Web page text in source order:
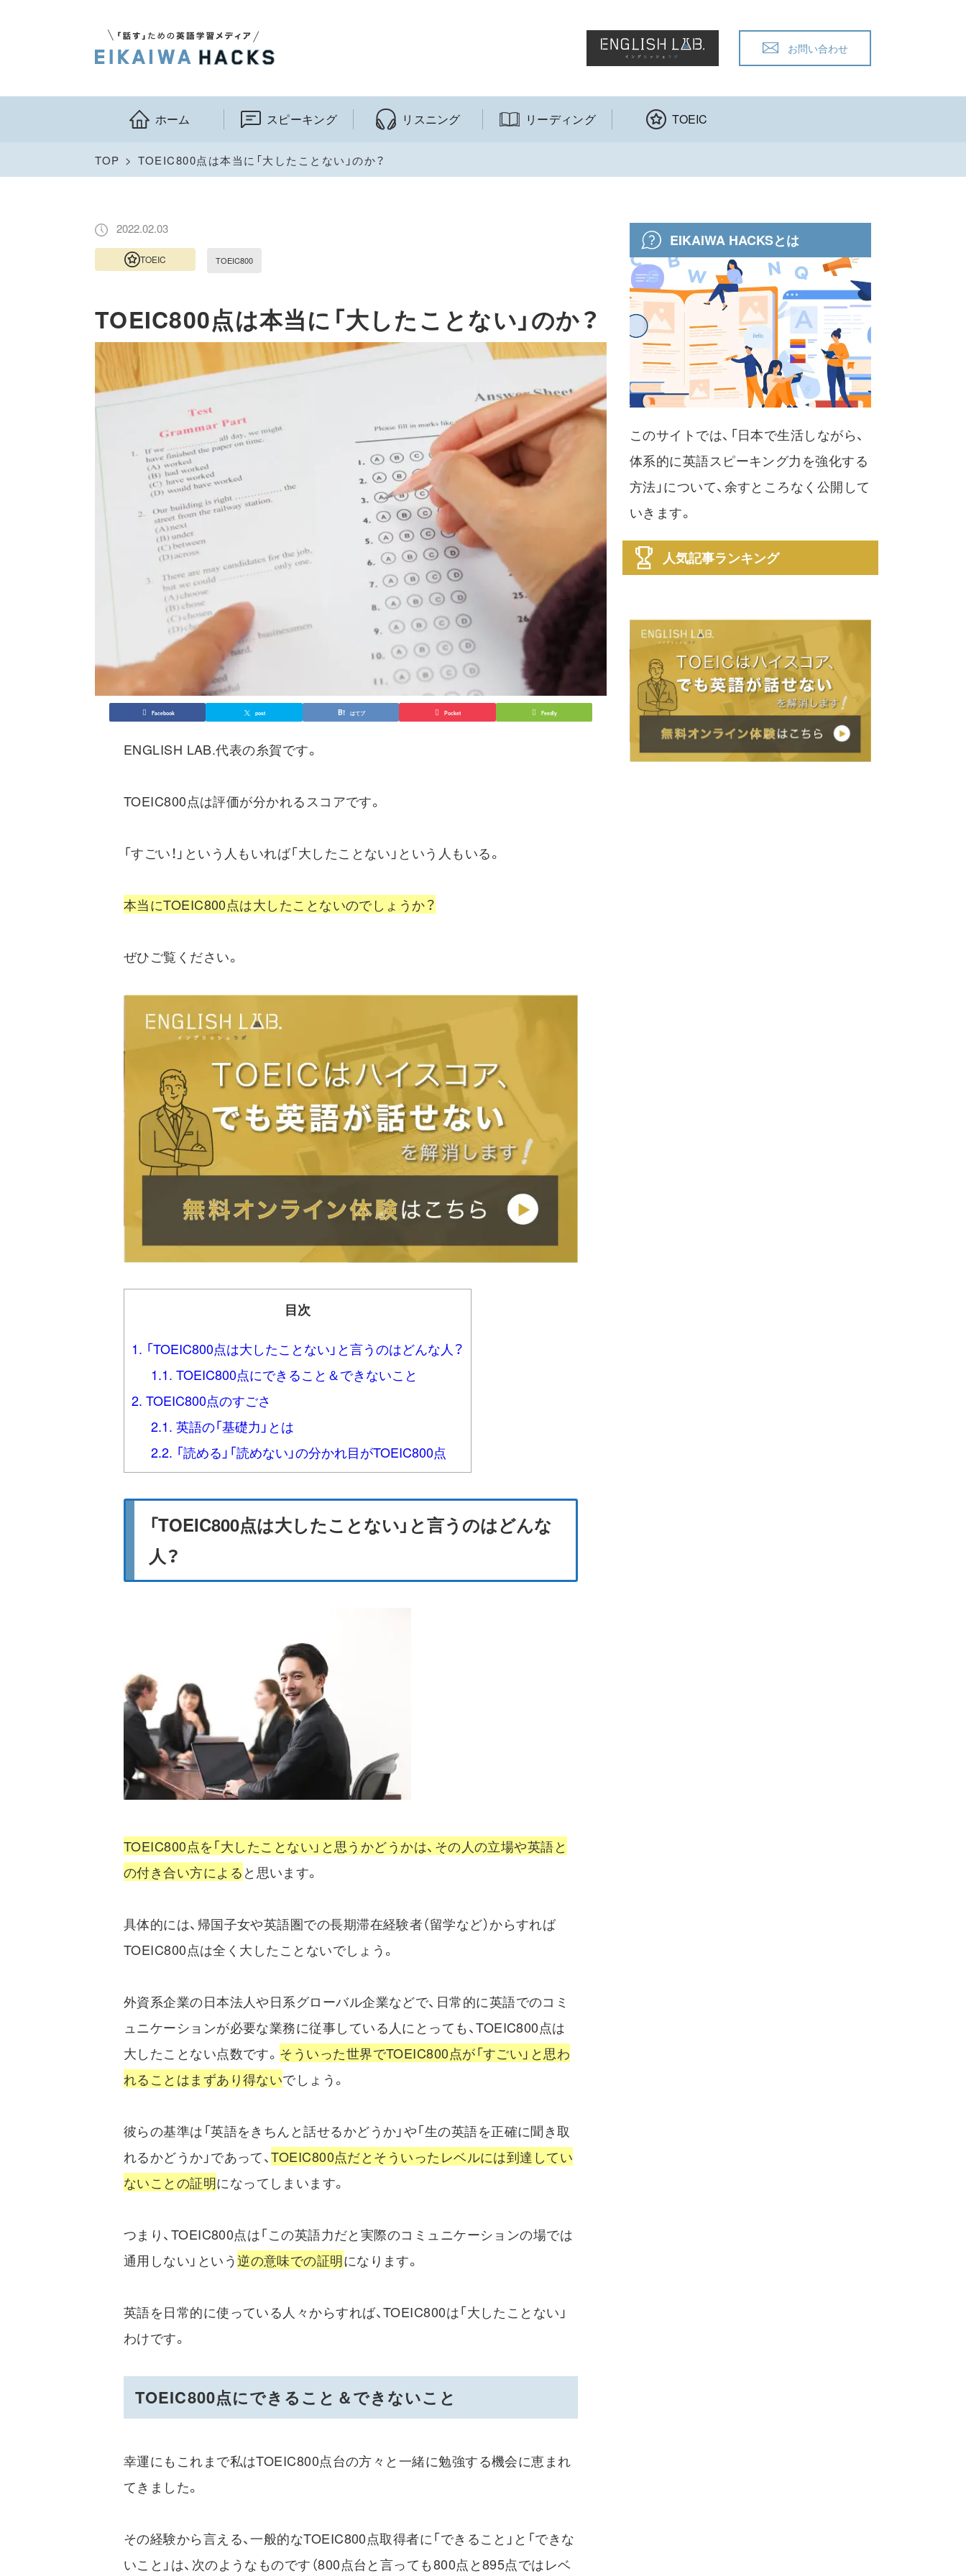
お問い合わせ
ホーム スピーキング リスニング リーディング TOEIC
TOP TOEIC800点は本当に「大したことない」のか？
2022.02.03
TOEIC TOEIC800
TOEIC800点は本当に「大したことない」のか？
Facebook post はてブ Pocket Feedly
ENGLISH LAB.代表の糸賀です。
TOEIC800点は評価が分かれるスコアです。
「すごい！」という人もいれば「大したことない」という人もいる。
本当にTOEIC800点は大したことないのでしょうか？
ぜひご覧ください。
目次
1. 「TOEIC800点は大したことない」と言うのはどんな人？
1.1. TOEIC800点にできること＆できないこと
2. TOEIC800点のすごさ
2.1. 英語の「基礎力」とは
2.2. 「読める」「読めない」の分かれ目がTOEIC800点
「TOEIC800点は大したことない」と言うのはどんな
人？
TOEIC800点を「大したことない」と思うかどうかは、その人の立場や英語と
の付き合い方によると思います。
具体的には、帰国子女や英語圏での長期滞在経験者（留学など）からすれば
TOEIC800点は全く大したことないでしょう。
外資系企業の日本法人や日系グローバル企業などで、日常的に英語でのコミ
ュニケーションが必要な業務に従事している人にとっても、TOEIC800点は
大したことない点数です。 そういった世界でTOEIC800点が「すごい」と思わ
れることはまずあり得ないでしょう。
彼らの基準は「英語をきちんと話せるかどうか」や「生の英語を正確に聞き取
れるかどうか」であって、TOEIC800点だとそういったレベルには到達してい
ないことの証明になってしまいます。
つまり、TOEIC800点は「この英語力だと実際のコミュニケーションの場では
通用しない」という逆の意味での証明になります。
英語を日常的に使っている人々からすれば、TOEIC800は「大したことない」
わけです。
TOEIC800点にできること＆できないこと
幸運にもこれまで私はTOEIC800点台の方々と一緒に勉強する機会に恵まれ
てきました。
その経験から言える、一般的なTOEIC800点取得者に「できること」と「できな
いこと」は、次のようなものです（800点台と言っても800点と895点ではレベ
EIKAIWA HACKSとは
このサイトでは、「日本で生活しながら、
体系的に英語スピーキング力を強化する
方法」について、余すところなく公開して
いきます。
人気記事ランキング